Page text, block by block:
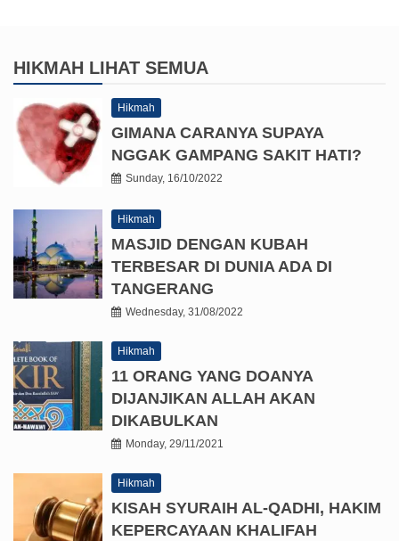
HIKMAH LIHAT SEMUA
Hikmah
GIMANA CARANYA SUPAYA
NGGAK GAMPANG SAKIT HATI?
Sunday, 16/10/2022
Hikmah
MASJID DENGAN KUBAH
TERBESAR DI DUNIA ADA DI
TANGERANG
Wednesday, 31/08/2022
Hikmah
11 ORANG YANG DOANYA
DIJANJIKAN ALLAH AKAN
DIKABULKAN
Monday, 29/11/2021
Hikmah
KISAH SYURAIH AL-QADHI, HAKIM
KEPERCAYAAN KHALIFAH